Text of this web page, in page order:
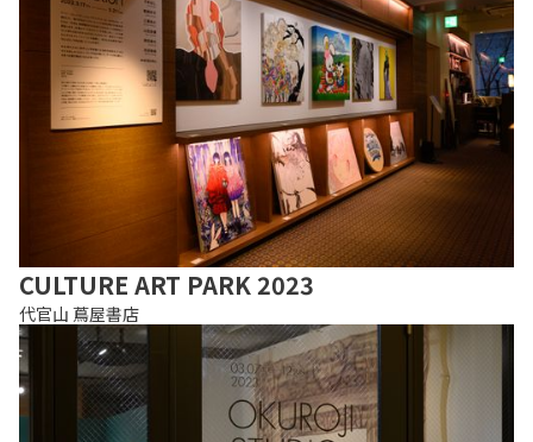
CULTURE ART PARK 2023
代官山 蔦屋書店